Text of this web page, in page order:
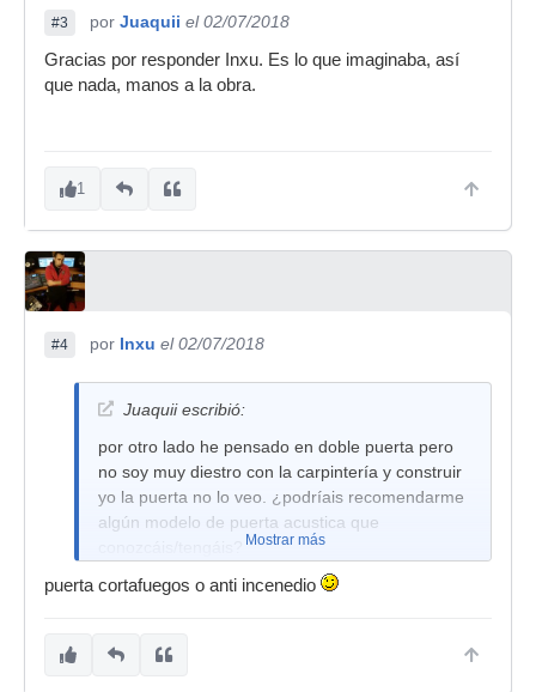
#3 por Juaquii el 02/07/2018
Gracias por responder Inxu. Es lo que imaginaba, así
que nada, manos a la obra.
1
#4 por Inxu el 02/07/2018
Juaquii escribió:
por otro lado he pensado en doble puerta pero
no soy muy diestro con la carpintería y construir
yo la puerta no lo veo. ¿podríais recomendarme
algún modelo de puerta acustica que
Mostrar más
puerta cortafuegos o anti incenedio